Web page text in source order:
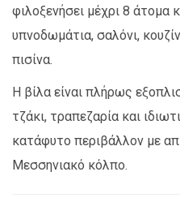
φιλοξενήσει μέχρι 8 άτομα
υπνοδωμάτια, σαλόνι,
πισίνα.
Η βίλα είναι πλήρως
τζάκι, τραπεζαρία και
κατάφυτο περιβάλλον με
Μεσσηνιακό κόλπο.